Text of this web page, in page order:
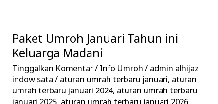
Paket Umroh Januari Tahun ini
Keluarga Madani
Tinggalkan Komentar/ Info Umroh / admin alhijaz
indowisata/ aturan umrah terbaru januari, aturan
umrah terbaru januari 2024, aturan umrah terbaru
Paket
Umroh
Januari
Tahun
ini